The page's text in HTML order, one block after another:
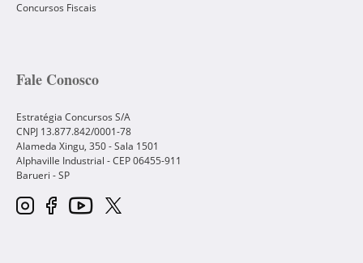
Concursos Fiscais
Fale Conosco
Estratégia Concursos S/A
CNPJ 13.877.842/0001-78
Alameda Xingu, 350 - Sala 1501
Alphaville Industrial - CEP06455-911
Barueri -SP